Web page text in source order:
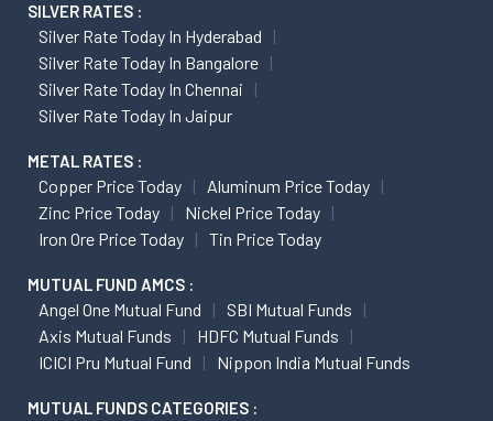
SILVER RATES :
Silver Rate Today In Hyderabad
Silver Rate Today In Bangalore
Silver Rate Today In Chennai
Silver Rate Today In Jaipur
METAL RATES :
Copper Price Today
Aluminum Price Today
Zinc Price Today
Nickel Price Today
Iron Ore Price Today
Tin Price Today
MUTUAL FUND AMCS :
Angel One Mutual Fund
SBI Mutual Funds
Axis Mutual Funds
HDFC Mutual Funds
ICICI Pru Mutual Fund
Nippon India Mutual Funds
MUTUAL FUNDS CATEGORIES :